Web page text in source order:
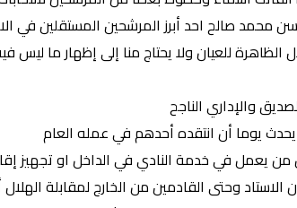
محمد صالح احد أبرز المرشحين المستقلين في
للعيان ولا يحتاج منا إلى إظهار ما
والإداري الناجح
يوما أن انتقده أحدهم في عمله العام
يعمل في خدمة النادي في الداخل او تجهيز
الاستاد وحتى القادمين من الخارج لمقابلة